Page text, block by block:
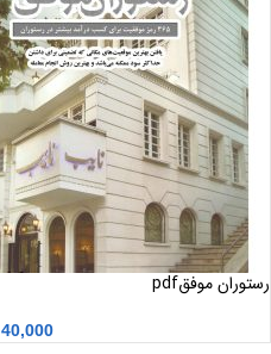
رستوران موفقpdf
40,000